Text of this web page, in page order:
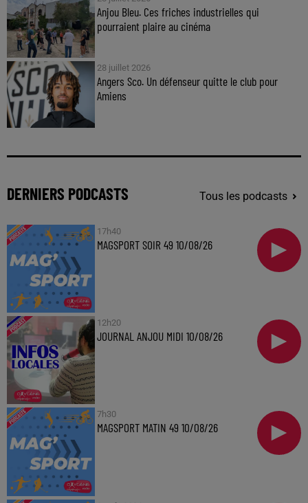
Anjou Bleu. Ces friches industrielles qui
pourraient plaire au cinéma
28 juillet 2026
Angers Sco. Un défenseur quitte le club pour
Amiens
DERNIERS PODCASTS Tous les podcasts
17h40
MAGSPORT SOIR 49 10/08/26
12h20
JOURNAL ANJOU MIDI 10/08/26
7h30
MAGSPORT MATIN 49 10/08/26